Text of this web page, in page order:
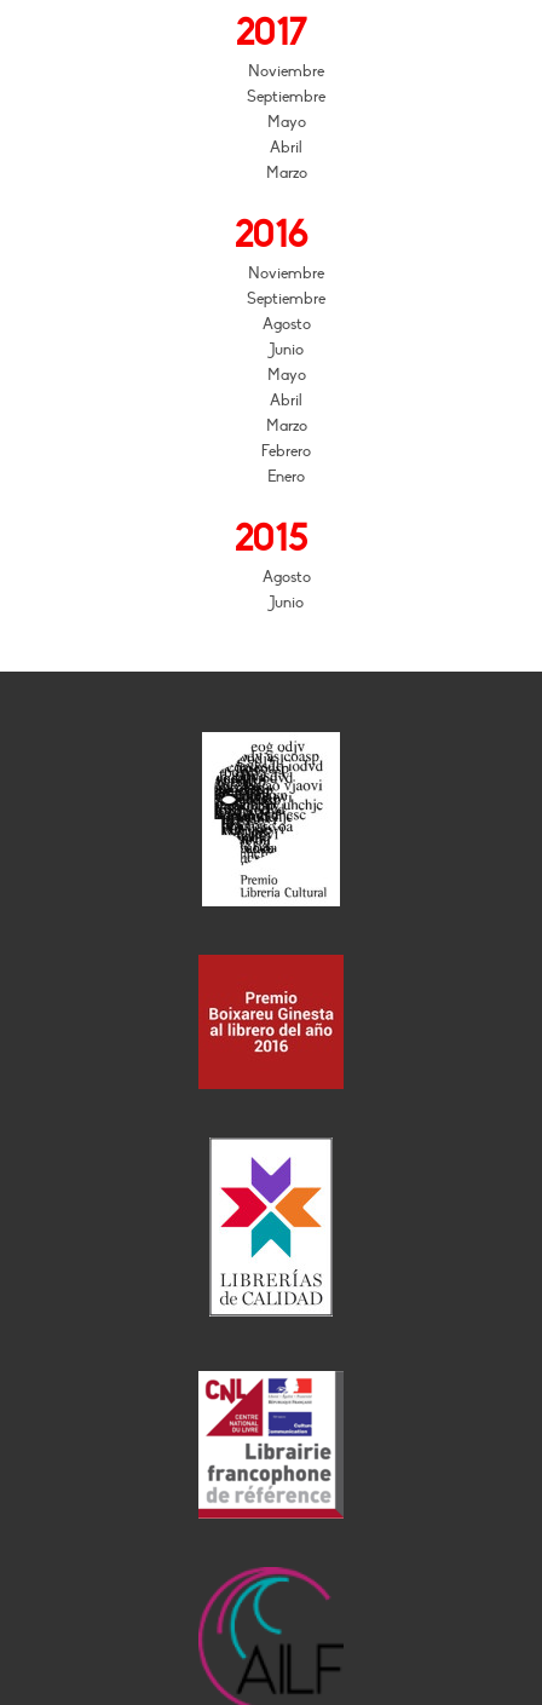
2017
Noviembre
Septiembre
Mayo
Abril
Marzo
2016
Noviembre
Septiembre
Agosto
Junio
Mayo
Abril
Marzo
Febrero
Enero
2015
Agosto
Junio